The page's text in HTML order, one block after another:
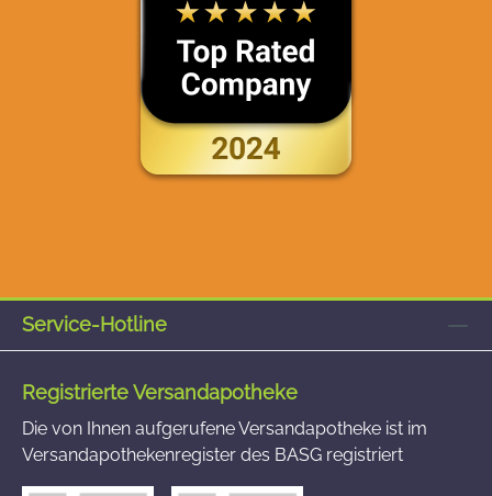
Service-Hotline
Registrierte Versandapotheke
Die von Ihnen aufgerufene Versandapotheke ist im
Versandapothekenregister des BASG registriert